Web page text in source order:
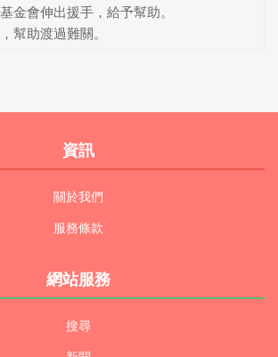
金會伸出援手，給予幫助。
幫助渡過難關。
資訊
關於我們
服務條款
網站服務
搜尋